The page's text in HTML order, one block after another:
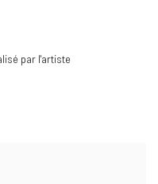
par l'artiste